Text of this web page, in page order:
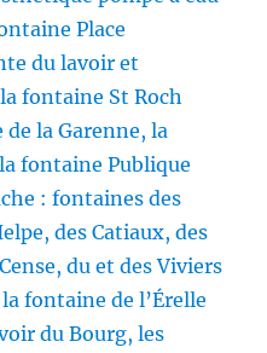
Place
du lavoir et
fontaine St Roch
la Garenne, la
fontaine Publique
: fontaines des
des Catiaux, des
du et des Viviers
fontaine de l’Érelle
du Bourg, les